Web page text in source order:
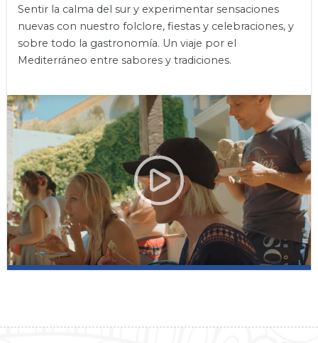
Sentir la calma del sur y experimentar sensaciones
nuevas con nuestro folclore, fiestas y celebraciones, y
sobre todo la gastronomía. Un viaje por el
Mediterráneo entre sabores y tradiciones.